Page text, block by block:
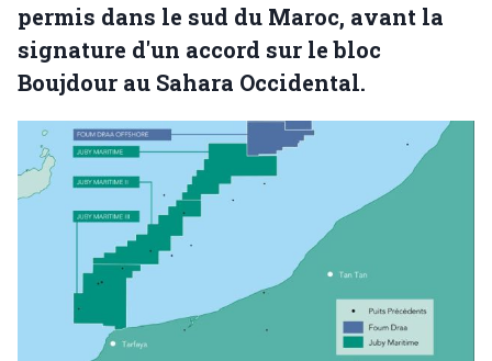
permis dans le sud du Maroc, avant la
signature d'un accord sur le bloc
Boujdour au Sahara Occidental.